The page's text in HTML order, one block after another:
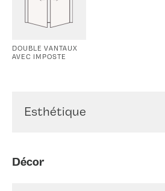
DOUBLE VANTAUX
AVEC IMPOSTE
Esthétique
Décor